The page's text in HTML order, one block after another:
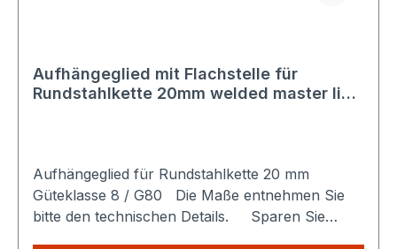
Aufhängeglied mit Flachstelle für
Rundstahlkette 20mm welded master link
Aufhängeglied für Rundstahlkette 20 mm
Güteklasse 8 / G80 Die Maße entnehmen Sie
bitte den technischen Details. Sparen Sie